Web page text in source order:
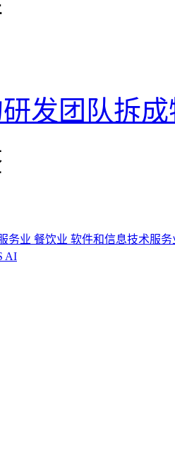
发团队拆
务业 餐饮业 软件和信息技术服
AI